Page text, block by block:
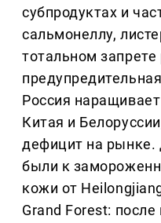
субпродуктах и
сальмонеллу,
тотальном
Россия
Китая и
дефицит на рынке.
были к
кожи от
Grand Forest: